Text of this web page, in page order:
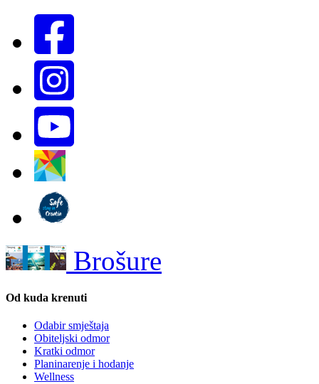
Brošure
Od kuda krenuti
Odabir smještaja
Obiteljski odmor
Kratki odmor
Planinarenje i hodanje
Wellness